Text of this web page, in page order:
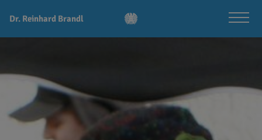
Dr. Reinhard Brandl